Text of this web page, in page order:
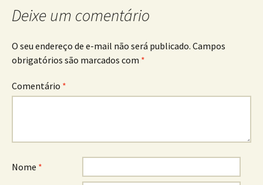
posts
Deixe um comentário
O seu endereço de e-mail não será publicado. Campos
obrigatórios são marcados com *
Comentário *
Nome *